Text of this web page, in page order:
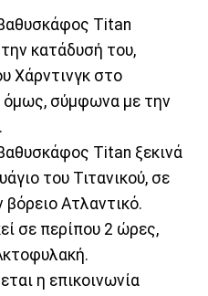
Titan
κατάδυσή του,
Χάρντινγκ στο
όμως, σύμφωνα με την
Titan ξεκινά
του Τιτανικού, σε
Ατλαντικό.
σε περίπου 2 ώρες,
η επικοινωνία